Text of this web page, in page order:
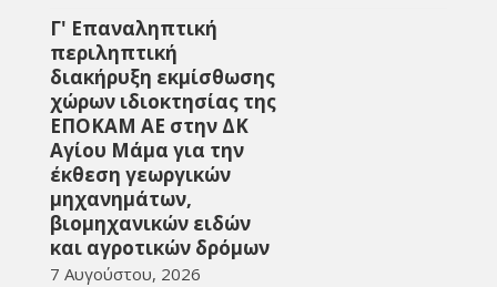
Γ' Επαναληπτική
περιληπτική
διακήρυξη εκμίσθωσης
χώρων ιδιοκτησίας της
ΕΠΟΚΑΜ ΑΕ στην ΔΚ
Αγίου Μάμα για την
έκθεση γεωργικών
μηχανημάτων,
βιομηχανικών ειδών
και αγροτικών δρόμων
7 Αυγούστου, 2026